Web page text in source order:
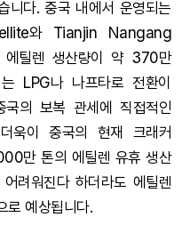
다. 중국 내에서 운영되는
와 Tianjin Nangang
틸렌 생산량이 약 370만
LPG나 나프타로 전환이
의 보복 관세에 직접적인
욱이 중국의 현재 크래커
만 톤의 에틸렌 유휴 생산
려워진다 하더라도 에틸렌
로 예상됩니다.